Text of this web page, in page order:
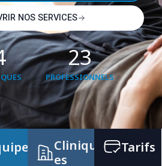
NOS SERVICES
PROFESSIONNELS
23
Cliniqu
es
Tarifs